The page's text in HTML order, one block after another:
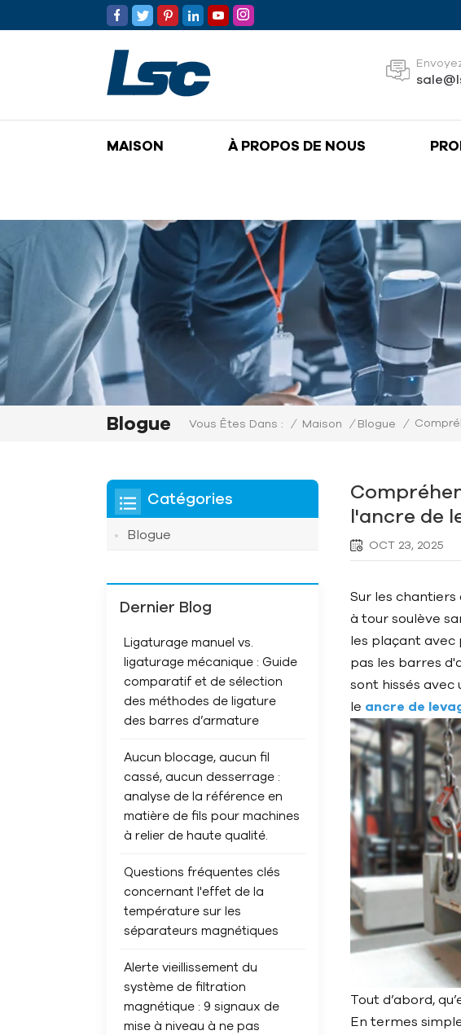
MAISON À PROPOS DE NOUS
Blogue Vous Êtes Dans : / Maison / Blogue /
l'ancre de
OCT 23, 2025
Sur les
à tour soulève
les plaçant avec
pas les barres
sont hissés
le ancre de
Tout d’abord,
En termes
Catégories
Blogue
Dernier Blog
Ligaturage manuel vs.
ligaturage mécanique : Guide
comparatif et de sélection
des méthodes de ligature
des barres d’armature
Aucun blocage, aucun fil
cassé, aucun desserrage :
analyse de la référence en
matière de fils pour machines
à relier de haute qualité.
Questions fréquentes clés
concernant l'effet de la
température sur les
séparateurs magnétiques
Alerte vieillissement du
système de filtration
magnétique : 9 signaux de
mise à niveau à ne pas